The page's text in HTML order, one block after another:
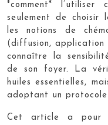
*comment*
seulement de choisir
les notions de
(diffusion,
connaître la
de son foyer. La
huiles essentielles,
adoptant un
Cet article a pour